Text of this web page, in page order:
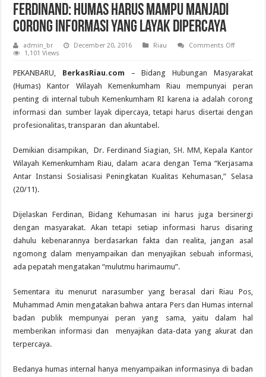
Ferdinand: Humas Harus Mampu Manjadi
Corong Informasi Yang Layak Dipercaya
admin_br December 20, 2016 Riau Comments Offon
Harus
Mampu
Manjadi
Corong
Informasi
Layak
1,101 Views
PEKANBARU, BerkasRiau.com – Bidang Hubungan Masyarakat
(Humas) Kantor Wilayah Kemenkumham Riau mempunyai peran
penting di internal tubuh Kemenkumham RI karena ia adalah corong
informasi dan sumber layak dipercaya, tetapi harus disertai dengan
profesionalitas, transparan dan akuntabel.
Demikian disampikan, Dr. Ferdinand Siagian, SH. MM, Kepala Kantor
Wilayah Kemenkumham Riau, dalam acara dengan Tema “Kerjasama
Antar Instansi Sosialisasi Peningkatan Kualitas Kehumasan,” Selasa
(20/11).
Dijelaskan Ferdinan, Bidang Kehumasan ini harus juga bersinergi
dengan masyarakat. Akan tetapi setiap informasi harus disaring
dahulu kebenarannya berdasarkan fakta dan realita, jangan asal
ngomong dalam menyampaikan dan menyajikan sebuah informasi,
ada pepatah mengatakan “mulutmu harimaumu”.
Sementara itu menurut narasumber yang berasal dari Riau Pos,
Muhammad Amin mengatakan bahwa antara Pers dan Humas internal
badan publik mempunyai peran yang sama, yaitu dalam hal
memberikan informasi dan menyajikan data-data yang akurat dan
terpercaya.
Bedanya humas internal hanya menyampaikan informasinya di badan